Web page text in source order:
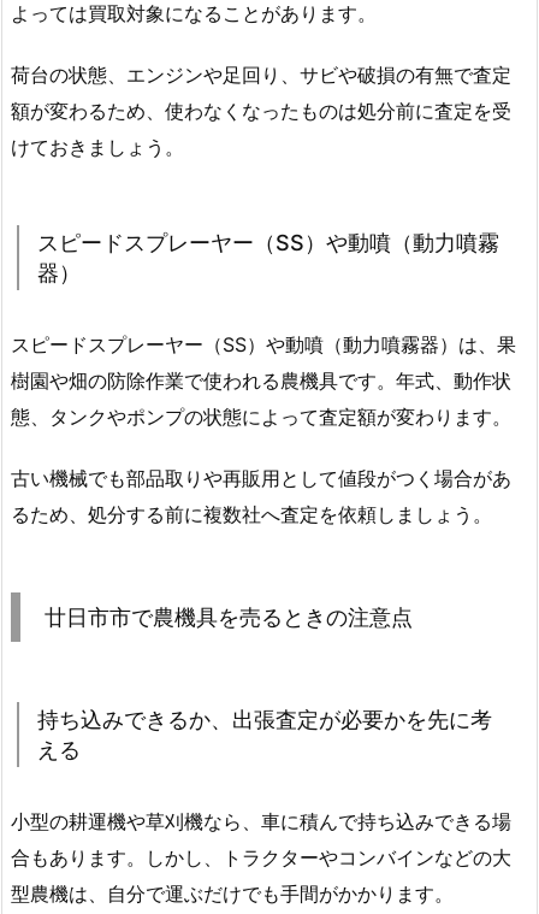
よっては買取対象になることがあります。
荷台の状態、エンジンや足回り、サビや破損の有無で査定
額が変わるため、使わなくなったものは処分前に査定を受
けておきましょう。
スピードスプレーヤー（SS）や動噴（動力噴霧
器）
スピードスプレーヤー（SS）や動噴（動力噴霧器）は、果
樹園や畑の防除作業で使われる農機具です。年式、動作状
態、タンクやポンプの状態によって査定額が変わります。
古い機械でも部品取りや再販用として値段がつく場合があ
るため、処分する前に複数社へ査定を依頼しましょう。
廿日市市で農機具を売るときの注意点
持ち込みできるか、出張査定が必要かを先に考
える
小型の耕運機や草刈機なら、車に積んで持ち込みできる場
合もあります。しかし、トラクターやコンバインなどの大
型農機は、自分で運ぶだけでも手間がかかります。